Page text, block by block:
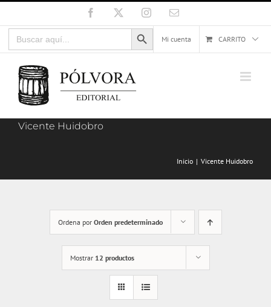
al
contenido
Facebook InstagramCorreo
Buscar:
Botón de búsqueda
Mi cuenta
CARRITO
Vicente Huidobro
Inicio Vicente Huidobro
Ordena por Orden predeterminado
Mostrar 12 productos